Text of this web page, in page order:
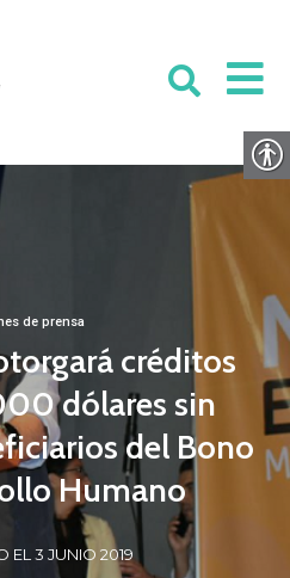
de prensa
créditos
dólares sin
del Bono
Humano
EL 3 JUNIO 2019